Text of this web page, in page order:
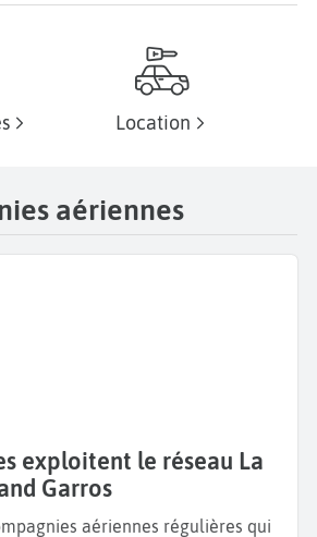
Location
aériennes
exploitent le réseau La
Garros
aériennes régulières qui